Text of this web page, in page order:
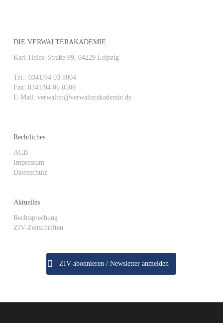
DIE VERWALTERAKADEMIE
Karl-Heine-Straße 99, 04229 Leipzig
Tel.: 0341/94 03 8004
Fax: 0341/94 06 0509
E-Mail: verwalter@verwalterakademie.de
Rechtliches
AGB
Impressum
Datenschutz
Aktuelles
Rechtsprechung
ZIV-Zeitschriften
ZIV abonnieren / Newsletter anmelden